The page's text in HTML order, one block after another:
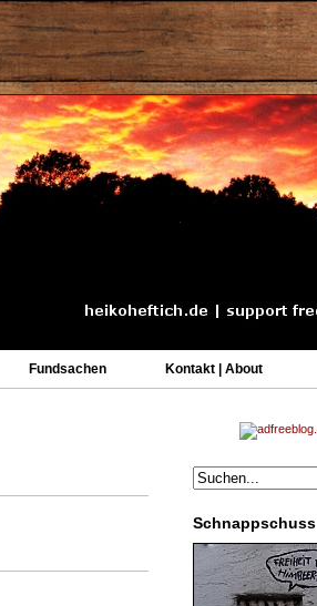
Fundsachen Kontakt | About
Schnappschuss